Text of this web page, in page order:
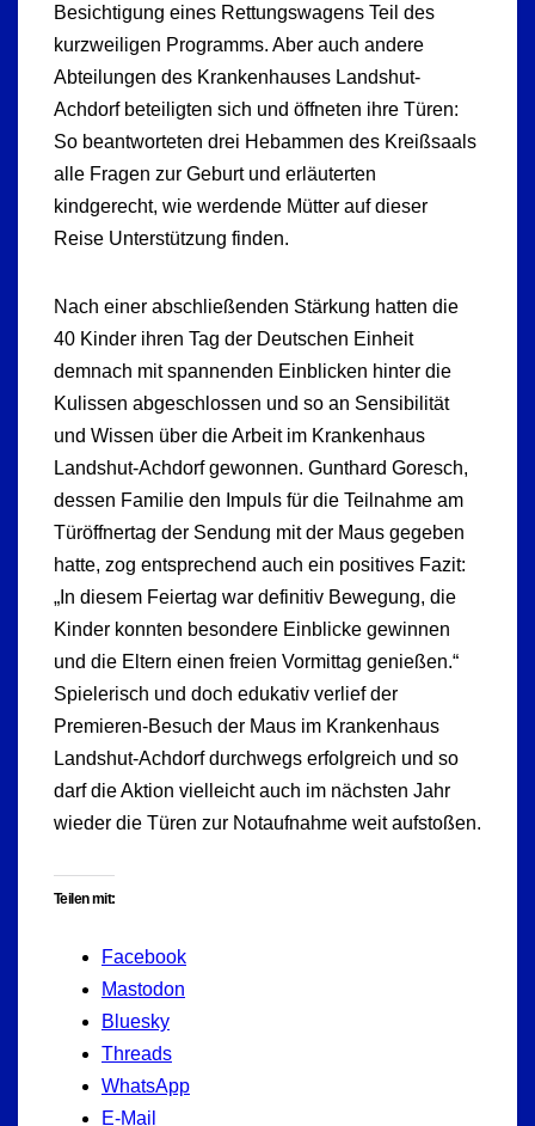
Besichtigung eines Rettungswagens Teil des
kurzweiligen Programms. Aber auch andere
Abteilungen des Krankenhauses Landshut-
Achdorf beteiligten sich und öffneten ihre Türen:
So beantworteten drei Hebammen des Kreißsaals
alle Fragen zur Geburt und erläuterten
kindgerecht, wie werdende Mütter auf dieser
Reise Unterstützung finden.
Nach einer abschließenden Stärkung hatten die
40 Kinder ihren Tag der Deutschen Einheit
demnach mit spannenden Einblicken hinter die
Kulissen abgeschlossen und so an Sensibilität
und Wissen über die Arbeit im Krankenhaus
Landshut-Achdorf gewonnen. Gunthard Goresch,
dessen Familie den Impuls für die Teilnahme am
Türöffnertag der Sendung mit der Maus gegeben
hatte, zog entsprechend auch ein positives Fazit:
„In diesem Feiertag war definitiv Bewegung, die
Kinder konnten besondere Einblicke gewinnen
und die Eltern einen freien Vormittag genießen.“
Spielerisch und doch edukativ verlief der
Premieren-Besuch der Maus im Krankenhaus
Landshut-Achdorf durchwegs erfolgreich und so
darf die Aktion vielleicht auch im nächsten Jahr
wieder die Türen zur Notaufnahme weit aufstoßen.
Teilen mit:
Facebook
Mastodon
Bluesky
Threads
WhatsApp
E-Mail